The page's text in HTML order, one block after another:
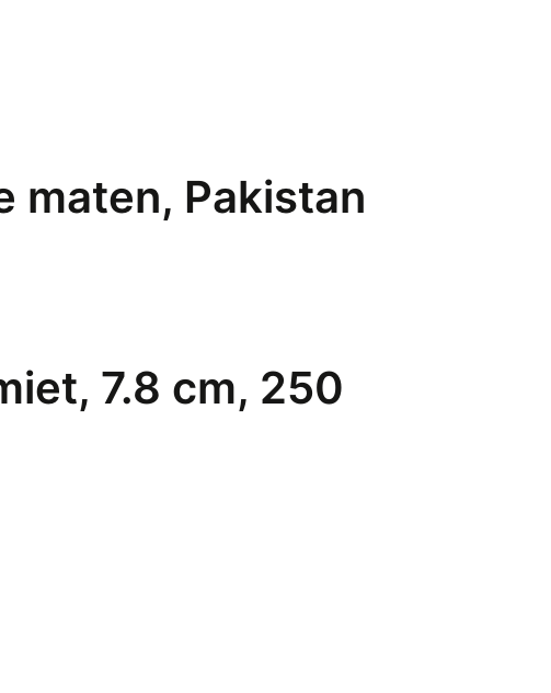
maten, Pakistan
7.8 cm, 250